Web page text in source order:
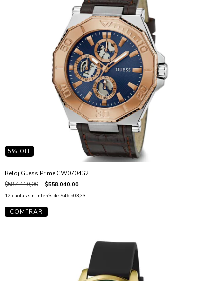
5 % OFF
Reloj Guess Prime GW0704G2
$587.410,00 $558.040,00
12 cuotas sin interés de $46.503,33